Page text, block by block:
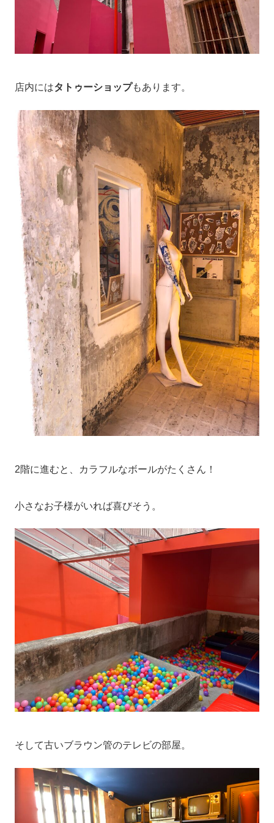
店内にはタトゥーショップもあります。
2階に進むと、カラフルなボールがたくさん！
小さなお子様がいれば喜びそう。
そして古いブラウン管のテレビの部屋。